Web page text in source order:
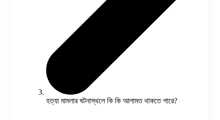
হত্যা মামলার ঘটনাস্থলে কি কি আলামত থাকতে পারে?